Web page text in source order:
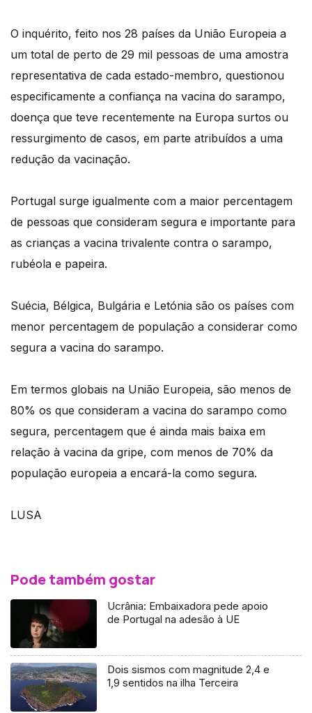
O inquérito, feito nos 28 países da União Europeia a
um total de perto de 29 mil pessoas de uma amostra
representativa de cada estado-membro, questionou
especificamente a confiança na vacina do sarampo,
doença que teve recentemente na Europa surtos ou
ressurgimento de casos, em parte atribuídos a uma
redução da vacinação.
Portugal surge igualmente com a maior percentagem
de pessoas que consideram segura e importante para
as crianças a vacina trivalente contra o sarampo,
rubéola e papeira.
Suécia, Bélgica, Bulgária e Letónia são os países com
menor percentagem de população a considerar como
segura a vacina do sarampo.
Em termos globais na União Europeia, são menos de
80% os que consideram a vacina do sarampo como
segura, percentagem que é ainda mais baixa em
relação à vacina da gripe, com menos de 70% da
população europeia a encará-la como segura.
LUSA
Pode também gostar
Ucrânia: Embaixadora pede apoio
de Portugal na adesão à UE
Dois sismos com magnitude 2,4 e
1,9 sentidos na ilha Terceira